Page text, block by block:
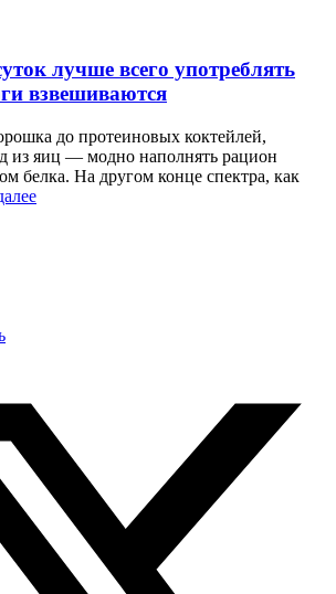
лучше всего употреблять
взвешиваются
до протеиновых коктейлей,
из яиц — модно наполнять рацион
белка. На другом конце спектра, как